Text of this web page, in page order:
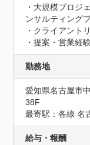
・大規模プロジ
ンサルティング
・クライアント
・提案・営業経
勤務地
愛知県名古屋市
38F
最寄駅：各線 名
給与・報酬